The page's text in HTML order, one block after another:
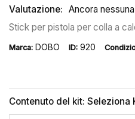
Valutazione: Ancora
Stick per pistola per colla a
Marca: DOBO ID: 920
Contenuto del kit: Seleziona